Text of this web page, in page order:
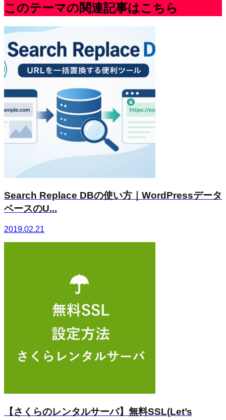
このテーマの関連記事はこちら
Search Replace DBの使い方｜WordPressデータ
ベースのU...
2019.02.21
【さくらのレンタルサーバ】無料SSL(Let’s